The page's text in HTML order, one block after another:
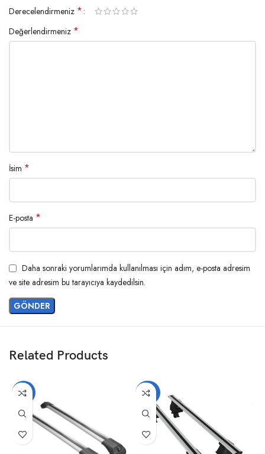
Derecelendirmeniz *
Değerlendirmeniz *
İsim *
E-posta *
Daha sonraki yorumlarımda kullanılması için adım, e-posta adresim
ve site adresim bu tarayıcıya kaydedilsin.
Related Products
-17% -20%